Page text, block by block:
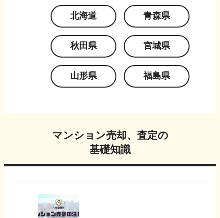
北海道 青森県
秋田県 宮城県
山形県 福島県
マンション売却、査定の
基礎知識